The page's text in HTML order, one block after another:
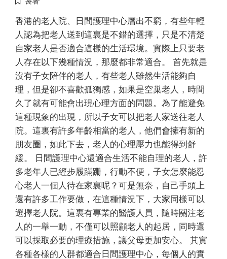
香港的老人院、日間護理中心層出不窮，有些年輕
人認為把老人送到這裏是不錯的選擇，只是不清楚
自家老人是否適合這樣的生活環境。實際上只要老
人存在以下幾種情況，那麼都非常適合。 首先就是
沒有子女陪伴的老人，有些老人雖然生活能夠自
理，但是卻不喜歡孤獨感，如果是空巢老人，時間
久了就有可能會出現心理方面的問題。為了能避免
這種現象的出現，所以子女可以把老人家送往老人
院。這裏有許多年齡相當的老人，他們會擁有新的
朋友圈，如此下去，老人的心理壓力也能得到舒
緩。 日間護理中心還適合生活不能自理的老人，許
多老年人已經步履蹣跚，行動不便，子女怎麼能忍
心老人一個人待在家裏呢？可是無奈，自己手頭上
還有許多工作要做，在這種情況下，大家同樣可以
選擇老人院。這裏有專業的醫護人員，隨時關注老
人的一舉一動，不僅可以照顧老人的起居，同時還
可以採取必要的理療措施，讓父母更加安心。 其實
各種各樣的人群都適合日間護理中心，每個人的實